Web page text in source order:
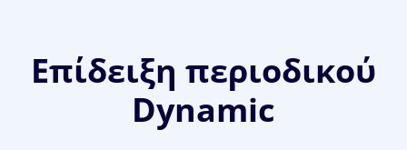
Επίδειξη περιοδικού
Dynamic